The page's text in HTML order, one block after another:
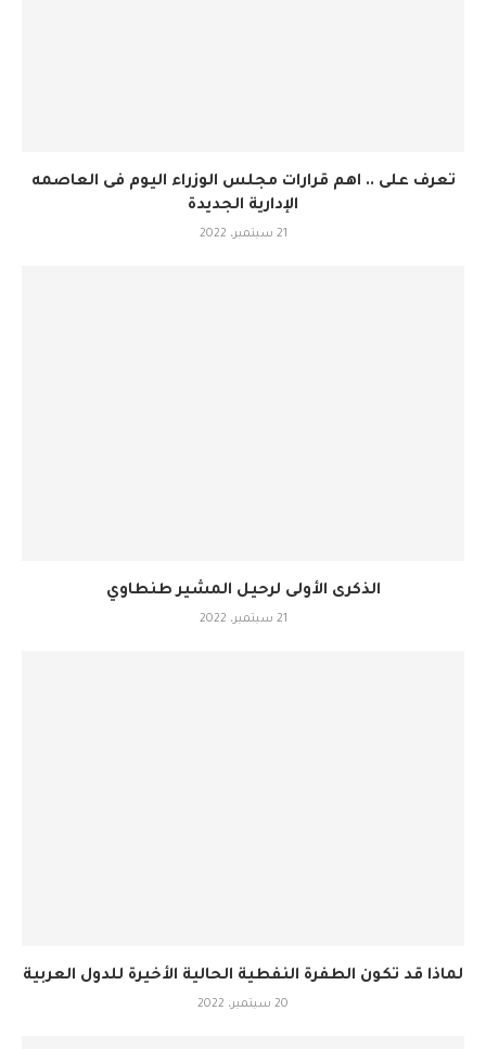
تعرف على .. اهم قرارات مجلس الوزراء اليوم فى العاصمه
الإدارية الجديدة
21 سبتمبر، 2022
الذكرى الأولى لرحيل المشير طنطاوي
21 سبتمبر، 2022
لماذا قد تكون الطفرة النفطية الحالية الأخيرة للدول العربية
20 سبتمبر، 2022